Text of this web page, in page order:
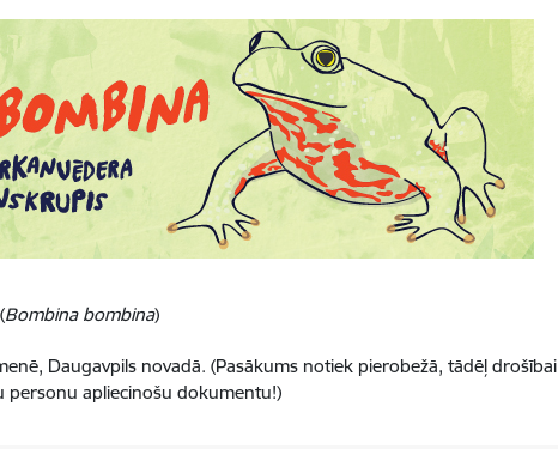
Bombina bombina)
Daugavpils novadā. (Pasākums notiek pierobežā, tādēļ drošībai
personu apliecinošu dokumentu!)